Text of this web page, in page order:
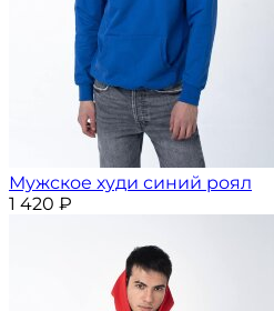
Мужское худи синий роял
1 420 ₽